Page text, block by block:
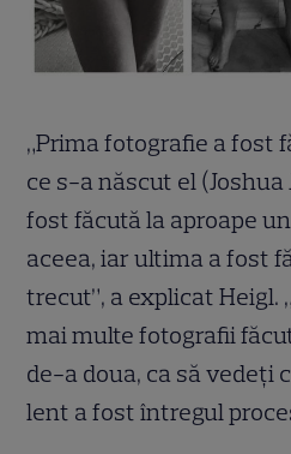
„Prima fotografie a fost
ce s-a născut el (Joshua
fost făcută la aproape
aceea, iar ultima a fost
trecut”, a explicat Heigl.
mai multe fotografii
de-a doua, ca să vedeți
lent a fost întregul